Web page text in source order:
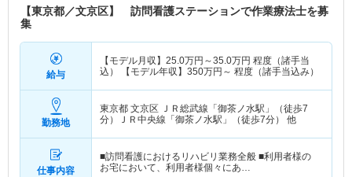
【東京都／文京区】 訪問看護ステーションで作業療法士を募
集
給与
【モデル月収】 25.0万円～35.0万円 程度（諸手当
込） 【モデル年収】 350万円～ 程度（諸手当込み）
勤務地
東京都 文京区 ＪＲ総武線「御茶ノ水駅」（徒歩7
分）ＪＲ中央線「御茶ノ水駅」（徒歩7分） 他
仕事内容
■訪問看護におけるリハビリ業務全般 ■利用者様の
お宅において、利用者様個々にあ…